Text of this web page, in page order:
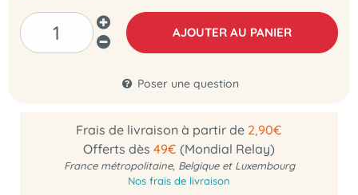
AJOUTER AU PANIER
Poser une question
Frais de livraison à partir de 2,90€
Offerts dès 49€ (Mondial Relay)
France métropolitaine, Belgique et Luxembourg
Nos frais de livraison